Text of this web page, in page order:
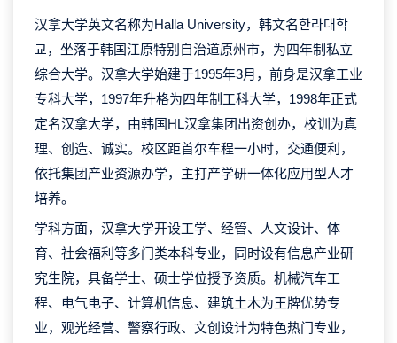
汉拿大学英文名称为Halla University，韩文名한라대학
교，坐落于韩国江原特别自治道原州市，为四年制私立
综合大学。汉拿大学始建于1995年3月，前身是汉拿工业
专科大学，1997年升格为四年制工科大学，1998年正式
定名汉拿大学，由韩国HL汉拿集团出资创办，校训为真
理、创造、诚实。校区距首尔车程一小时，交通便利，
依托集团产业资源办学，主打产学研一体化应用型人才
培养。
学科方面，汉拿大学开设工学、经管、人文设计、体
育、社会福利等多门类本科专业，同时设有信息产业研
究生院，具备学士、硕士学位授予资质。机械汽车工
程、电气电子、计算机信息、建筑土木为王牌优势专
业，观光经营、警察行政、文创设计为特色热门专业，